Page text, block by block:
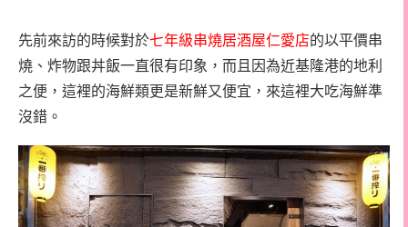
先前來訪的時候對於七年級串燒居酒屋仁愛店的以平價串
燒、炸物跟丼飯一直很有印象，而且因為近基隆港的地利
之便，這裡的海鮮類更是新鮮又便宜，來這裡大吃海鮮準
沒錯。